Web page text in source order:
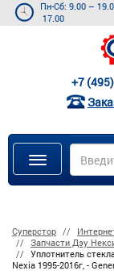
Пн-Сб: 9.00 –
17.00
+7
Суперстор
Запчасти Дэу
Уплотнитель
Nexia 1995-2016г, -